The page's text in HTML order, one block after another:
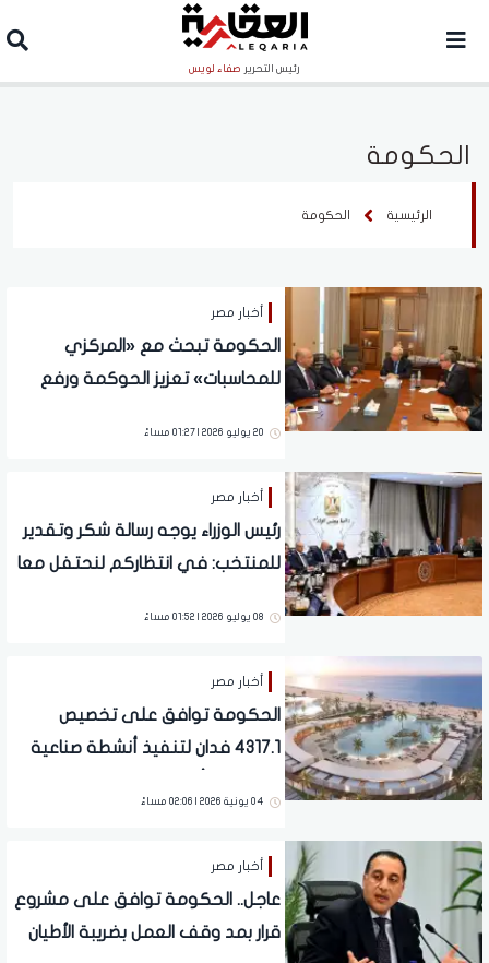
رئيس التحرير صفاء لويس
الحكومة
الرئيسية الحكومة
أخبار مصر
الحكومة تبحث مع «المركزي
للمحاسبات» تعزيز الحوكمة ورفع
20 يوليو 2026 | 01:27 مساءً
أخبار مصر
رئيس الوزراء يوجه رسالة شكر وتقدير
للمنتخب: في انتظاركم لنحتفل معا
08 يوليو 2026 | 01:52 مساءً
أخبار مصر
الحكومة توافق على تخصيص
4317.1 فدان لتنفيذ أنشطة صناعية
04 يونية 2026 | 02:06 مساءً
أخبار مصر
عاجل.. الحكومة توافق على مشروع
قرار بمد وقف العمل بضريبة الأطيان